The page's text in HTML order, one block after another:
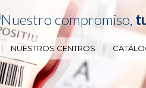
Nuestro compromiso,
NUESTROS CENTROS